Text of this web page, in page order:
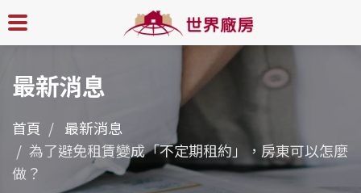
最新消息
首頁
最新消息
為了避免租賃變成「不定期租約」，房東可以怎麼
做？